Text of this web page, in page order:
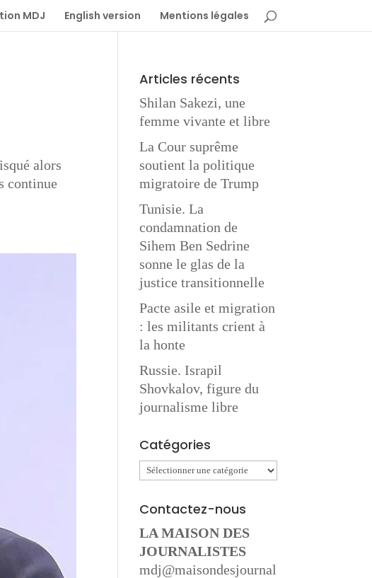
MDJ English version Mentions légales
alors
continue
Articles récents
Shilan Sakezi, une
femme vivante et libre
La Cour suprême
soutient la politique
migratoire de Trump
Tunisie. La
condamnation de
Sihem Ben Sedrine
sonne le glas de la
justice transitionnelle
Pacte asile et migration
: les militants crient à
la honte
Russie. Israpil
Shovkalov, figure du
journalisme libre
Catégories
Catégories
Contactez-nous
LA MAISON DES
JOURNALISTES
mdj@maisondesjournal